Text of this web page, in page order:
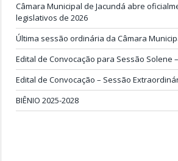
Câmara Municipal de Jacundá abre
legislativos de 2026
Última sessão ordinária da Câmara
Edital de Convocação para Sessão Solene
Edital de Convocação – Sessão
BIÊNIO 2025-2028